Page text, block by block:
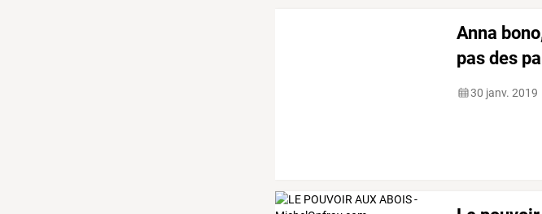
Anna
pas des
30 janv. 2019